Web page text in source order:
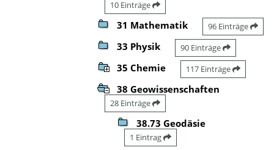
10 Einträge
31 Mathematik 96 Einträge
33 Physik 90 Einträge
35 Chemie 117 Einträge
38 Geowissenschaften
28 Einträge
38.73 Geodäsie
1 Eintrag